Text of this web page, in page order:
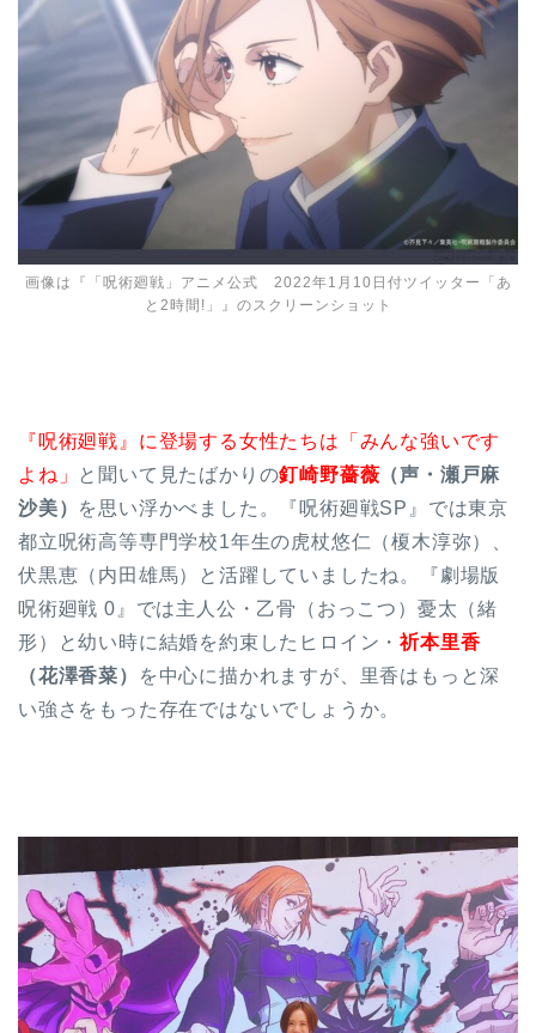
画像は『「呪術廻戦」アニメ公式 2022年1月10日付ツイッター「あ
と2時間!」』のスクリーンショット
『呪術廻戦』に登場する女性たちは「みんな強いです
よね」
と聞いて見たばかりの釘崎野薔薇 （声・瀬戸麻
沙美） を思い浮かべました。『呪術廻戦SP』では東京
都立呪術高等専門学校1年生の虎杖悠仁（榎木淳弥）、
伏黒恵（内田雄馬）と活躍していましたね。『劇場版
呪術廻戦 0』では主人公・乙骨（おっこつ）憂太（緒
形）と幼い時に結婚を約束したヒロイン・祈本里香
（花澤香菜）
を中心に描かれますが、里香はもっと深
い強さをもった存在ではないでしょうか。